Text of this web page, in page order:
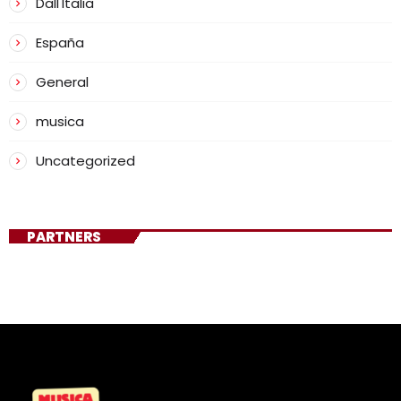
España
General
musica
Uncategorized
PARTNERS